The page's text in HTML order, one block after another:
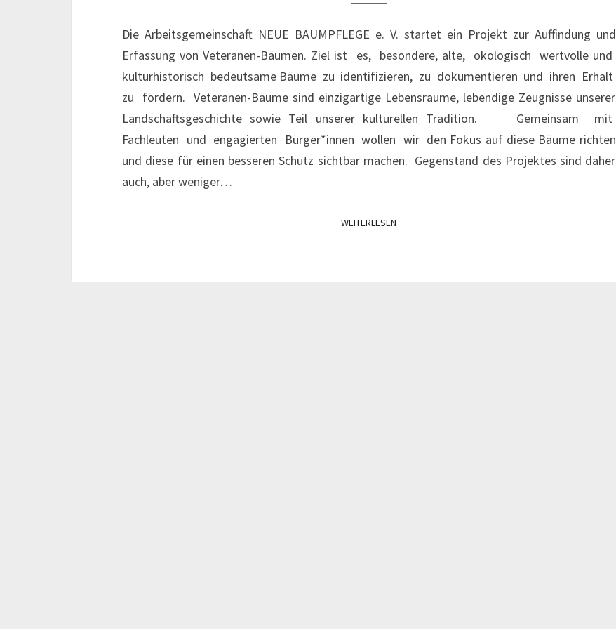
Die Arbeitsgemeinschaft NEUE BAUMPFLEGE e. V. startet ein Projekt zur Auffindung und
Erfassung von Veteranen-Bäumen. Ziel ist es, besondere, alte, ökologisch wertvolle und
kulturhistorisch bedeutsame Bäume zu identifizieren, zu dokumentieren und ihren Erhalt
zu fördern. Veteranen-Bäume sind einzigartige Lebensräume, lebendige Zeugnisse unserer
Landschaftsgeschichte sowie Teil unserer kulturellen Tradition. Gemeinsam mit
Fachleuten und engagierten Bürger*innen wollen wir den Fokus auf diese Bäume richten
und diese für einen besseren Schutz sichtbar machen. Gegenstand des Projektes sind daher
auch, aber weniger…
WEITERLESEN